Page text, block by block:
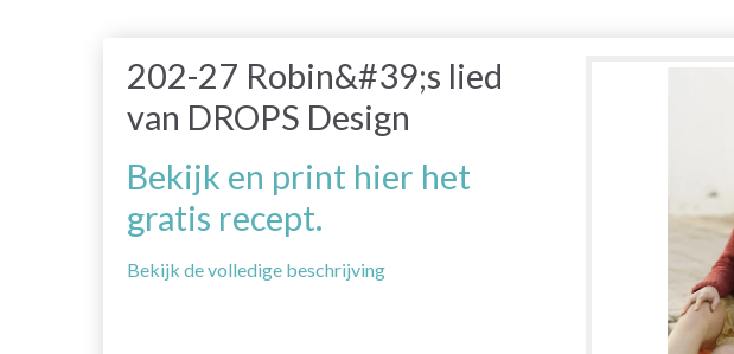
202-27 Robin&#39;s lied
van DROPS Design
Bekijk en print hier het
gratis recept.
Bekijk de volledige beschrijving